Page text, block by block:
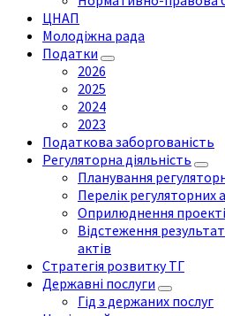
ЦНАП
Молодіжна рада
Податки
2026
2025
2024
2023
Податкова заборгованість
Регуляторна діяльність
Планування
Перелік регуляторних
Оприлюднення
Відстеження
актів
Стратегія розвитку ТГ
Державні послуги
Гід з держаних послуг